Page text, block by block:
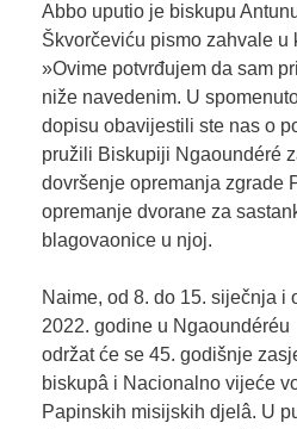
Abbo uputio je biskupu
Škvorčeviću pismo zahvale u
»Ovime potvrđujem da sam
niže navedenim. U
dopisu obavijestili ste nas o
pružili Biskupiji Ngaoundéré
dovršenje opremanja zgrade
opremanje dvorane za
blagovaonice u njoj.
Naime, od 8. do 15. siječnja i
2022. godine u Ngaoundéréu
održat će se 45. godišnje
biskupâ i Nacionalno vijeće
Papinskih misijskih djelâ. U